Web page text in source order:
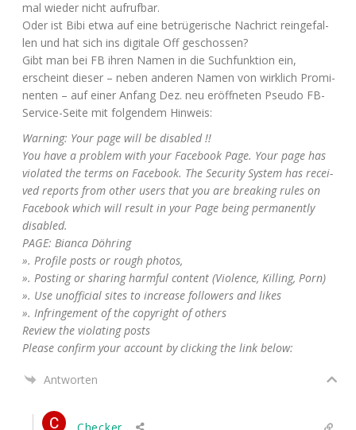
mal wie­der nicht aufrufbar.
Oder ist Bibi etwa auf eine betrü­ge­ri­sche Nach­rict rein­ge­fal­
len und hat sich ins digi­ta­le Off geschossen?
Gibt man bei FB ihren Namen in die Such­funk­ti­on ein,
erscheint die­ser – neben ande­ren Namen von wirk­lich Pro­mi­
nen­ten – auf einer Anfang Dez. neu eröff­ne­ten Pseu­do FB-
Ser­vice-Sei­te mit fol­gen­dem Hinweis:
War­ning: Your page will be disabled !!
You have a pro­blem with your Face­book Page. Your page has
vio­la­ted the terms on Face­book. The Secu­ri­ty Sys­tem has recei­
ved reports from other users that you are brea­king rules on
Face­book which will result in your Page being per­ma­nent­ly
disabled.
PAGE: Bian­ca Döhring
». Pro­fi­le posts or rough photos,
». Pos­ting or sha­ring harmful con­tent (Vio­lence, Kil­ling, Porn)
». Use unof­fi­ci­al sites to increase fol­lo­wers and likes
». Inf­rin­ge­ment of the copy­right of others
Review the vio­la­ting posts
Plea­se con­firm your account by cli­cking the link below:
Antworten